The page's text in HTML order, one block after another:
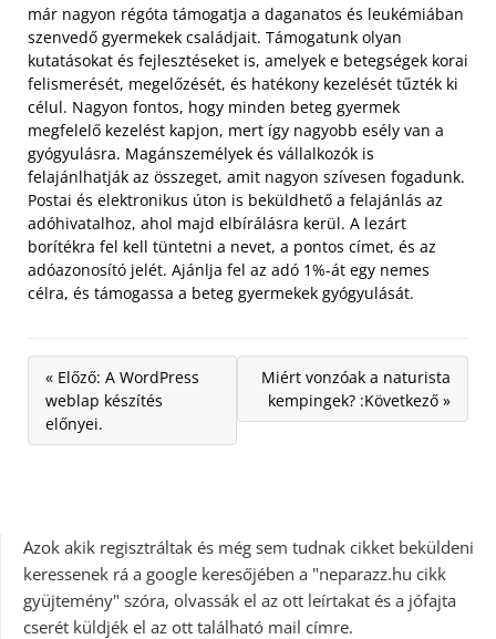
már nagyon régóta támogatja a daganatos és leukémiában
szenvedő gyermekek családjait. Támogatunk olyan
kutatásokat és fejlesztéseket is, amelyek e betegségek korai
felismerését, megelőzését, és hatékony kezelését tűzték ki
célul. Nagyon fontos, hogy minden beteg gyermek
megfelelő kezelést kapjon, mert így nagyobb esély van a
gyógyulásra. Magánszemélyek és vállalkozók is
felajánlhatják az összeget, amit nagyon szívesen fogadunk.
Postai és elektronikus úton is beküldhető a felajánlás az
adóhivatalhoz, ahol majd elbírálásra kerül. A lezárt
borítékra fel kell tüntetni a nevet, a pontos címet, és az
adóazonosító jelét. Ajánlja fel az adó 1%-át egy nemes
célra, és támogassa a beteg gyermekek gyógyulását.
« Előző: A WordPress
weblap készítés
előnyei.
Miért vonzóak a naturista
kempingek? :Következő »
Azok akik regisztráltak és még sem tudnak cikket beküldeni
keressenek rá a google keresőjében a "neparazz.hu cikk
gyüjtemény" szóra, olvassák el az ott leírtakat és a jófajta
cserét küldjék el az ott található mail címre.